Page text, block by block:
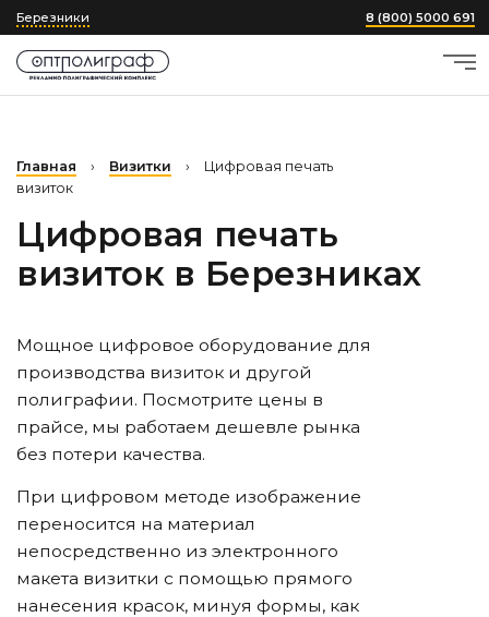
Березники 8 (800) 5000 691
Главная › Визитки ›
Цифровая печать
визиток
Цифровая печать
визиток в Березниках
Мощное цифровое оборудование для
производства визиток и другой
полиграфии. Посмотрите цены в
прайсе, мы работаем дешевле рынка
без потери качества.
При цифровом методе изображение
переносится на материал
непосредственно из электронного
макета визитки с помощью прямого
нанесения красок, минуя формы, как